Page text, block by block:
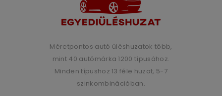
Méretpontos autó üléshuzatok több,
mint 40 autómárka 1200 típusához.
Minden típushoz 13 féle huzat, 5-7
szinkombinációban.